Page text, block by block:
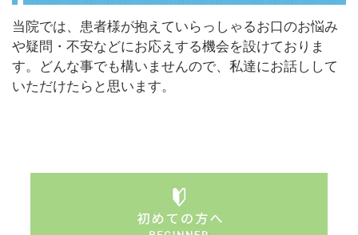
当院では、患者様が抱えていらっしゃるお口のお悩み
や疑問・不安などにお応えする機会を設けておりま
す。どんな事でも構いませんので、私達にお話しして
いただけたらと思います。